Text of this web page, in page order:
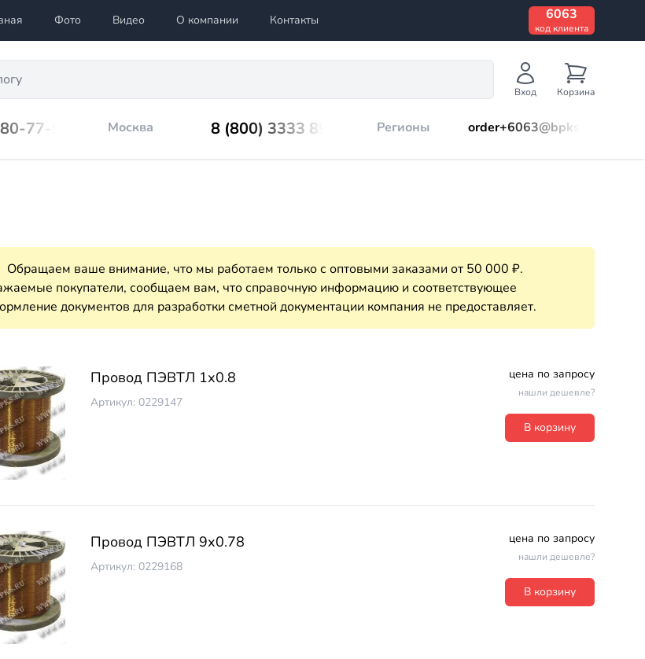
Фото Видео О компании Контакты 6063
код клиента
Вход Корзина
77-98 Москва 8 (800) 3333 899 Регионы order+6063@bpks.ru
Обращаем ваше внимание, что мы работаем только с оптовыми заказами от 50 000 ₽.
покупатели, сообщаем вам, что справочную информацию и соответствующее
документов для разработки сметной документации компания не предоставляет.
Провод ПЭВТЛ 1х0.8
Артикул: 0229147
цена по запросу
нашли дешевле?
В корзину
Провод ПЭВТЛ 9х0.78
Артикул: 0229168
цена по запросу
нашли дешевле?
В корзину